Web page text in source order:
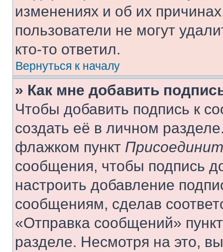
изменениях и об их
пользователи не могут
кто-то ответил.
Вернуться к началу
» Как мне добавить
Чтобы добавить подпись к
создать её в личном
флажком пункт
сообщения, чтобы подпись
настроить добавление
сообщениям, сделав
«Отправка сообщений»
разделе. Несмотря на это,